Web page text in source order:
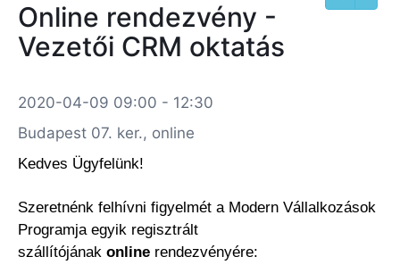
Online rendezvény -
Vezetői CRM oktatás
2020-04-09 09:00 - 12:30
Budapest 07. ker., online
Kedves Ügyfelünk!
Szeretnénk felhívni figyelmét a Modern Vállalkozások
Programja egyik regisztrált
szállítójának online rendezvényére: